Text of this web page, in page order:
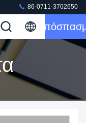
86-0711-3702650